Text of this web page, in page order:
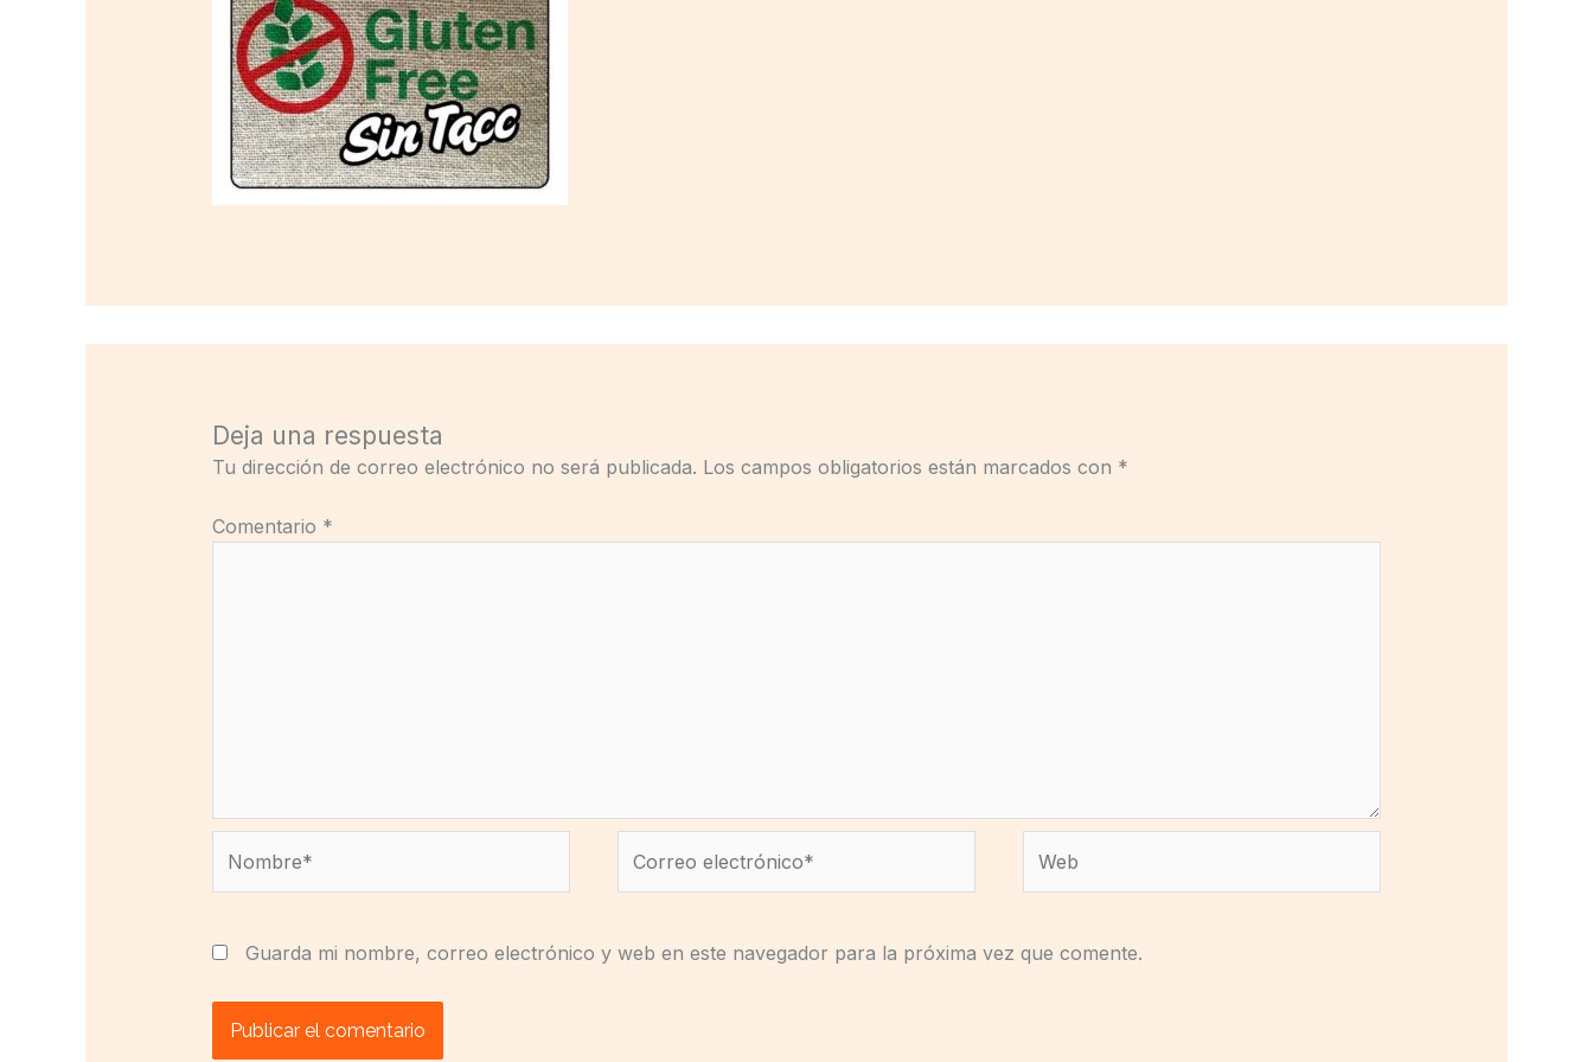
Deja una respuesta
Tu dirección de correo electrónico no será publicada. Los campos obligatorios están marcados con *
Comentario *
electrónico*
Guarda mi nombre, correo electrónico y web en este navegador para la próxima vez que comente.